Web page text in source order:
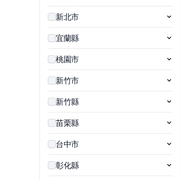
新北市
宜蘭縣
桃園市
新竹市
新竹縣
苗栗縣
台中市
彰化縣